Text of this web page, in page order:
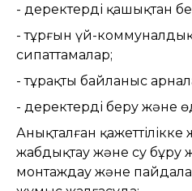
- деректерді қашықтан
- тұрғын үй-
сипаттамалар;
- тұрақты байланыс
- деректерді беру және
Анықталған
жабдықтау және су бұру
монтаждау және